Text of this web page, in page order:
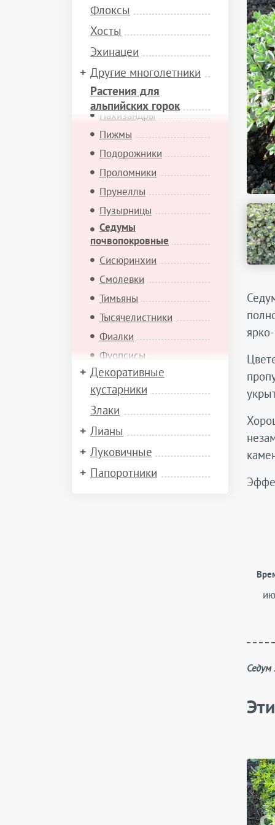
Флоксы
Хосты
Эхинацеи
Другие многолетники
Растения для
альпийских горок
Молодила
Мыльнянки
Обриеты
Офиопогоны
Пахизандры
Пижмы
Подорожники
Проломники
Прунеллы
Пузырницы
Седумы
почвопокровные
Сисюринхии
Смолевки
Тимьяны
Тысячелистники
Фиалки
Фуопсисы
Хиастофиллумы
Хорминумы
Эдельвейсы
Эриофиллумы
Ясколки
Яснотки
Декоративные
кустарники
Злаки
Лианы
Луковичные
Папоротники